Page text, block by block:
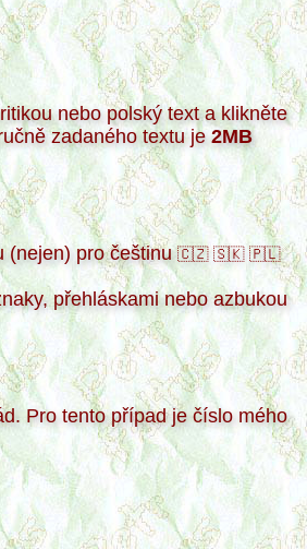
nebo polský text a klikněte
zadaného textu je2MB
(nejen) pro češtinu🇨🇿 🇸🇰 🇵🇱
přehláskami nebo azbukou
Pro tento případ je číslo mého